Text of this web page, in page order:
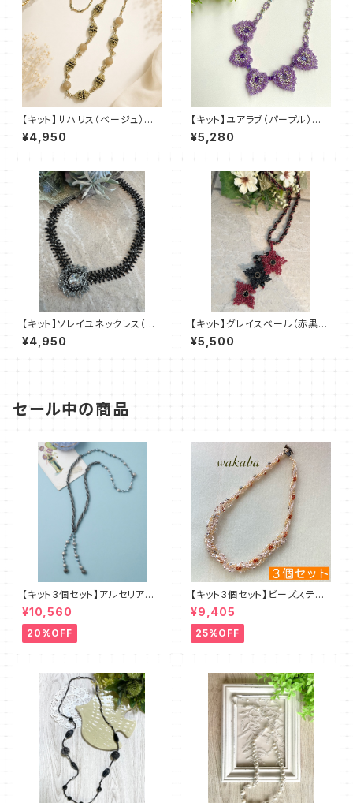
【キット】サハリス（ベージュ）新
川智未
¥4,950
【キット】ユアラブ（パープル）新
川智未
¥5,280
【キット】ソレイユネックレス（黒
系）澤田美子
¥4,950
【キット】グレイスベール（赤黒
系）澤田美子
¥5,500
セール中の商品
【キット3個セット】アルセリア
新川智未
¥10,560
20%OFF
【キット3個セット】ビーズステッ
チキット・エクルー デザイン：
清水理子
¥9,405
25%OFF